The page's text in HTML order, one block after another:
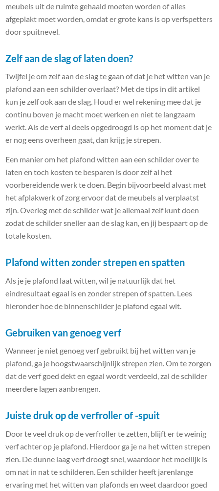
meubels uit de ruimte gehaald moeten worden of alles
afgeplakt moet worden, omdat er grote kans is op verfspetters
door spuitnevel.
Zelf aan de slag of laten doen?
Twijfel je om zelf aan de slag te gaan of dat je het witten van je
plafond aan een schilder overlaat? Met de tips in dit artikel
kun je zelf ook aan de slag. Houd er wel rekening mee dat je
continu boven je macht moet werken en niet te langzaam
werkt. Als de verf al deels opgedroogd is op het moment dat je
er nog eens overheen gaat, dan krijg je strepen.
Een manier om het plafond witten aan een schilder over te
laten en toch kosten te besparen is door zelf al het
voorbereidende werk te doen. Begin bijvoorbeeld alvast met
het afplakwerk of zorg ervoor dat de meubels al verplaatst
zijn. Overleg met de schilder wat je allemaal zelf kunt doen
zodat de schilder sneller aan de slag kan, en jij bespaart op de
totale kosten.
Plafond witten zonder strepen en spatten
Als je je plafond laat witten, wil je natuurlijk dat het
eindresultaat egaal is en zonder strepen of spatten. Lees
hieronder hoe de binnenschilder je plafond egaal wit.
Gebruiken van genoeg verf
Wanneer je niet genoeg verf gebruikt bij het witten van je
plafond, ga je hoogstwaarschijnlijk strepen zien. Om te zorgen
dat de verf goed dekt en egaal wordt verdeeld, zal de schilder
meerdere lagen aanbrengen.
Juiste druk op de verfroller of -spuit
Door te veel druk op de verfroller te zetten, blijft er te weinig
verf achter op je plafond. Hierdoor ga je na het witten strepen
zien. De dunne laag verf droogt snel, waardoor het moeilijk is
om nat in nat te schilderen. Een schilder heeft jarenlange
ervaring met het witten van plafonds en weet daardoor goed